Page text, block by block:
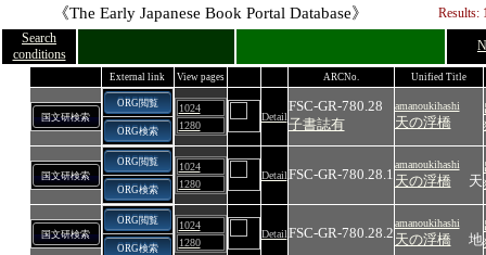
《The Early Japanese Book Portal Database》
Results:
Search
conditions
External link View pages ARCNo. Unified Title
国文研検索
ORG閲覧
ORG検索
1024
1280
Detail
FSC-GR-780.28
子書誌有
amanoukihashi
天の浮橋
国文研検索
ORG閲覧
ORG検索
1024
1280
DetailFSC-GR-780.28.1
amanoukihashi
天の浮橋 天
国文研検索
ORG閲覧
ORG検索
1024
1280
DetailFSC-GR-780.28.2
amanoukihashi
天の浮橋 地